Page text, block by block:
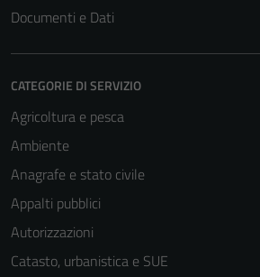
Documenti e Dati
CATEGORIE DI SERVIZIO
Agricoltura e pesca
Ambiente
Anagrafe e stato civile
Appalti pubblici
Autorizzazioni
Catasto, urbanistica e SUE